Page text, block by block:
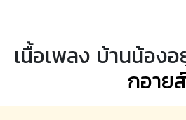
เนื้อเพลง บ้านน้องอ
กอายส์